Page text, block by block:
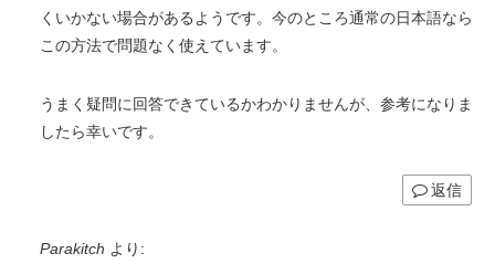
くいかない場合があるようです。今のところ通常の日本語なら
この方法で問題なく使えています。
うまく疑問に回答できているかわかりませんが、参考になりま
したら幸いです。
返信
Parakitch より: